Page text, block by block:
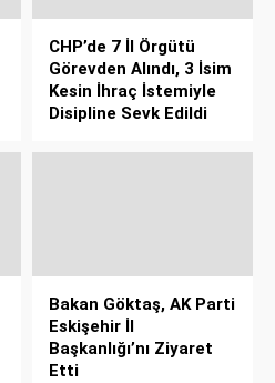
CHP’de 7 İl Örgütü
Görevden Alındı, 3 İsim
Kesin İhraç İstemiyle
Disipline Sevk Edildi
Bakan Göktaş, AK Parti
Eskişehir İl
Başkanlığı’nı Ziyaret
Etti